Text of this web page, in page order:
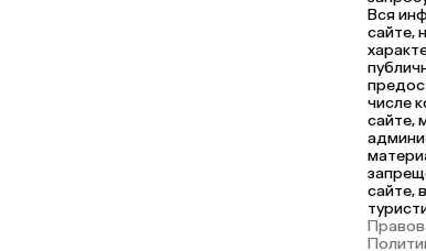
Вся
сайте,
числе
сайте,
сайте,